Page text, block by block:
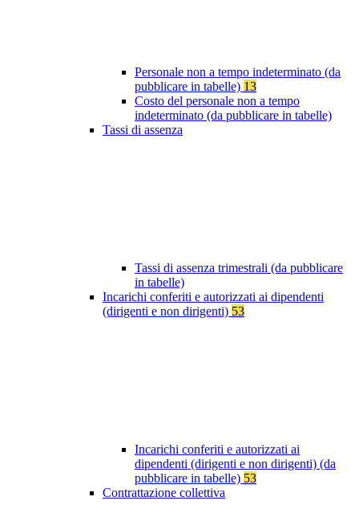
Personale non a tempo indeterminato (da
pubblicare in tabelle) 13
Costo del personale non a tempo
indeterminato (da pubblicare in tabelle)
Tassi di assenza
Tassi di assenza trimestrali (da pubblicare
in tabelle)
Incarichi conferiti e autorizzati ai dipendenti
(dirigenti e non dirigenti) 53
Incarichi conferiti e autorizzati ai
dipendenti (dirigenti e non dirigenti) (da
pubblicare in tabelle) 53
Contrattazione collettiva